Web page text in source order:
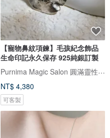
【寵物鼻紋項鍊】毛孩紀念飾品
生命印記永久保存 925純銀訂製
Purnima Magic Salon 圓滿靈性工作坊
NT$ 4,380
可客製